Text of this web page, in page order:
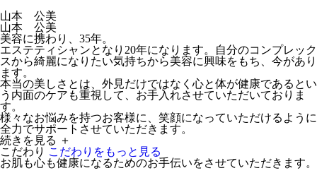
山本 公美
山本 公美
美容に携わり、35年。
エステティシャンとなり20年になります。自分のコンプレック
スから綺麗になりたい気持ちから美容に興味をもち、今があり
ます。
本当の美しさとは、外見だけではなく心と体が健康であるとい
う内面のケアも重視して、お手入れさせていただいておりま
す。
様々なお悩みを持つお客様に、笑顔になっていただけるように
全力でサポートさせていただきます。
続きを見る ＋
こだわり こだわりをもっと見る
お肌も心も健康になるためのお手伝いをさせていただきます。